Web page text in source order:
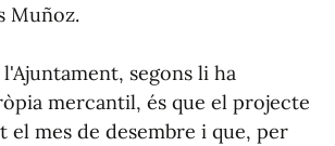
Muñoz.
segons li ha
mercantil, és que el projecte
el mes de desembre i que, per